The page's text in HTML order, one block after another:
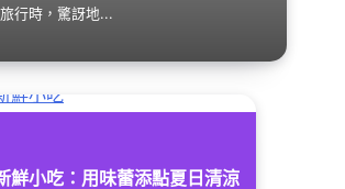
行時，驚訝地...
鮮小吃：用味蕾添點夏日清涼